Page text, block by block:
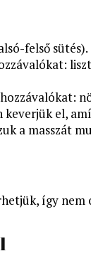
felső sütés).
el,
a masszát
így nem